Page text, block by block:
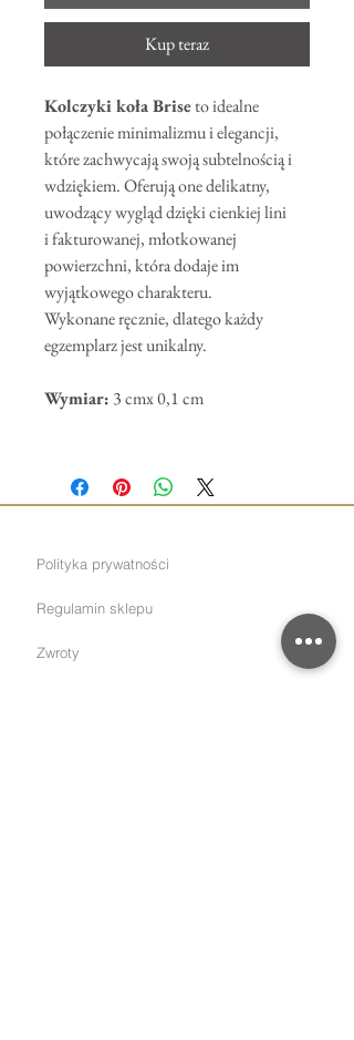
Kup teraz
Kolczyki koła Briseto idealne
połączenie minimalizmu i elegancji,
które zachwycają swoją subtelnością i
wdziękiem. Oferują one delikatny,
uwodzący wygląd dzięki cienkiej lini
i fakturowanej, młotkowanej
powierzchni, która dodaje im
wyjątkowego charakteru.
Wykonane ręcznie, dlatego każdy
egzemplarz jest unikalny.
Wymiar: 3 cmx 0,1 cm
Polityka prywatności
Regulamin sklepu
Zwroty